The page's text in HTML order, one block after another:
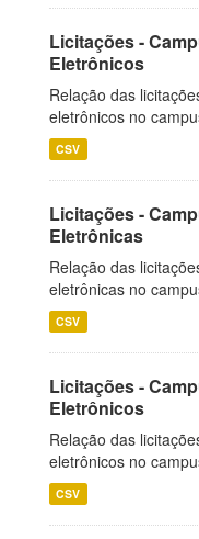
Licitações -
Eletrônicos
Relação das
eletrônicos no
CSV
Licitações -
Eletrônicas
Relação das
eletrônicas no
CSV
Licitações -
Eletrônicos
Relação das
eletrônicos no
CSV